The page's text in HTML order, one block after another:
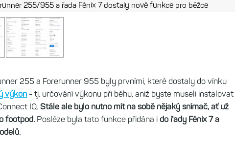
255/955 a řada Fénix 7 dostaly nové funkce pro běžce
255 a Forerunner 955 byly prvními, které dostaly do vínku
výkon - tj. určování výkonu při běhu, aniž byste museli instalovat
IQ. Stále ale bylo nutno mít na sobě nějaký snímač, ať už
footpod. Posléze byla tato funkce přidána i do řady Fénix 7 a